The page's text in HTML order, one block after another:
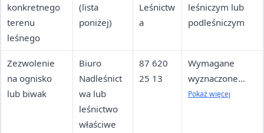
konkretnego
terenu
leśnego
(lista
poniżej)
Leśnictw
a
leśniczym lub
podleśniczym
Zezwolenie
na ognisko
lub biwak
Biuro
Nadleśnict
wa lub
leśnictwo
właściwe
87 620
25 13
Wymagane
wyznaczone
miejsce lub
Pokaż więcej